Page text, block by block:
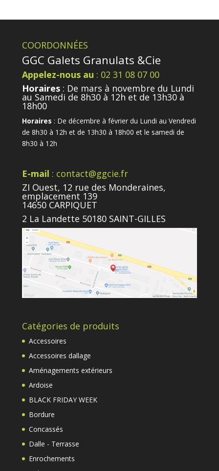
COORDONNÉES
GGC Galets Granulats &Cie
Appelez-nous au : 02 31 08 07 00
Horaires: De mars à novembre du Lundi
au Samedi de 8h30 à 12h et de 13h30 à
18h00
Horaires : De décembre à février du Lundi au Vendredi
de 8h30 à 12h et de 13h30 à 18h00 et le samedi de
8h30 à 12h
E-mail : contact@ggcie.fr
ZI Ouest, 12 rue des Monderaines,
emplacement 139
14650 CARPIQUET
2 La Landette 50180 SAINT-GILLES
Catégories de produits
Accessoires
Accessoires dallage
Aménagements extérieurs
Ardoise
BLACK FRIDAY WEEK
Bordure
Concassés
Dalle - Terrasse
Enrochements